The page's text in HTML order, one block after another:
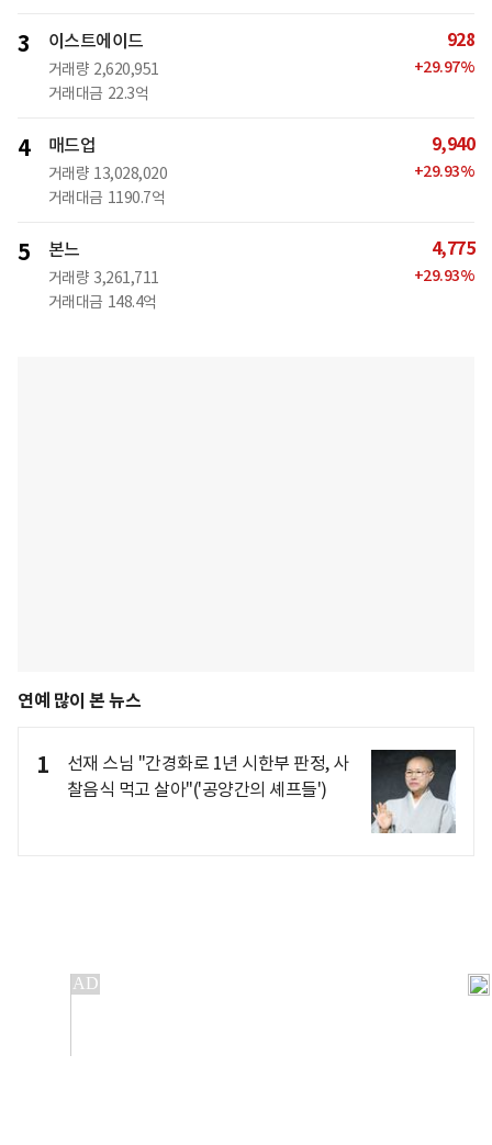
3 이스트에이드
거래량 2,620,951
거래대금 22.3억
928
+29.97%
4 매드업
거래량 13,028,020
거래대금 1190.7억
9,940
+29.93%
5 본느
거래량 3,261,711
거래대금 148.4억
4,775
+29.93%
연예 많이 본 뉴스
1
선재 스님 "간경화로 1년 시한부 판정, 사
찰음식 먹고 살아"('공양간의 셰프들')